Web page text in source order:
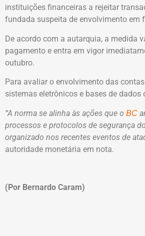
instituições financeiras a rejeitar
fundada suspeita de envolvimento em
De acordo com a autarquia, a medida
pagamento e entra em vigor
outubro.
Para avaliar o envolvimento das
sistemas eletrônicos e bases de
“A norma se alinha às ações que o BC
processos e protocolos de segurança
organizado nos recentes eventos de
autoridade monetária em nota.
(Por Bernardo Caram)